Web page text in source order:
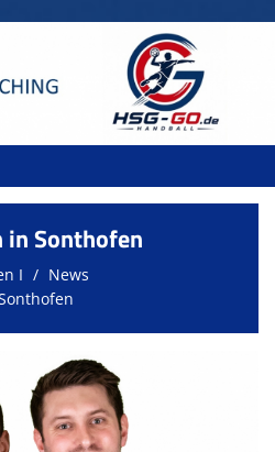
in Sonthofen
I
News